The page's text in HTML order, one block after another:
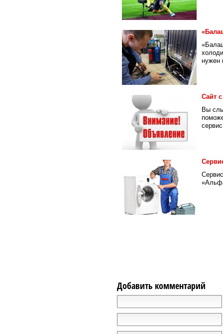
нужен
Сайт
Вы
Добавить комментарий